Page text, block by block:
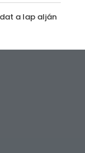
a lap alján